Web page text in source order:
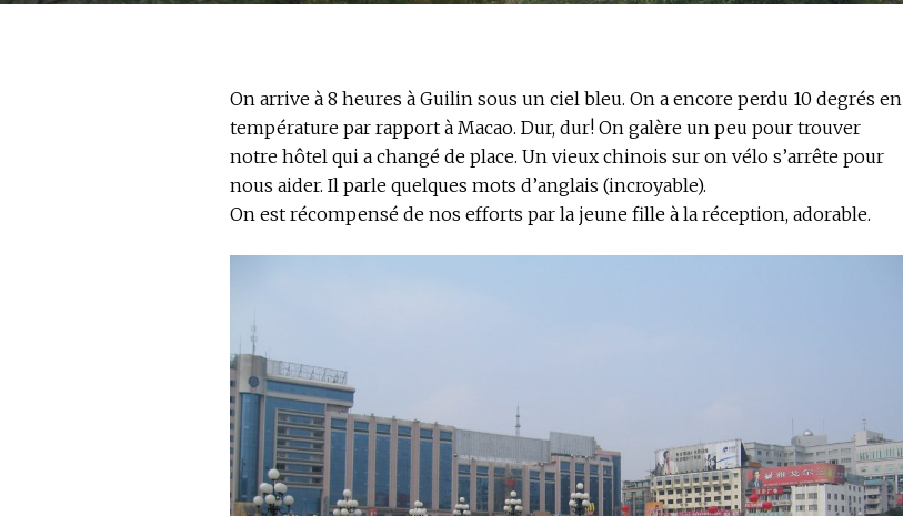
On arrive à 8 heures à Guilin sous un ciel bleu. On a encore perdu 10 degrés en
température par rapport à Macao. Dur, dur! On galère un peu pour trouver
notre hôtel qui a changé de place. Un vieux chinois sur on vélo s’arrête pour
nous aider. Il parle quelques mots d’anglais (incroyable).
On est récompensé de nos efforts par la jeune fille à la réception, adorable.